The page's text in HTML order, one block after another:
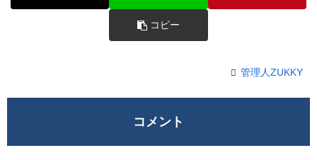
コピー
管理人ZUKKY
コメント